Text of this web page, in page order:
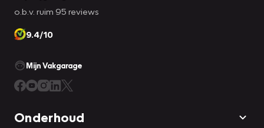
o.b.v. ruim 95 reviews
9.4/10
Mijn Vakgarage
Onderhoud